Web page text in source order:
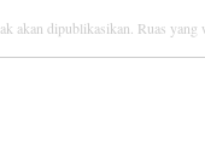
akan dipublikasikan. Ruas yang